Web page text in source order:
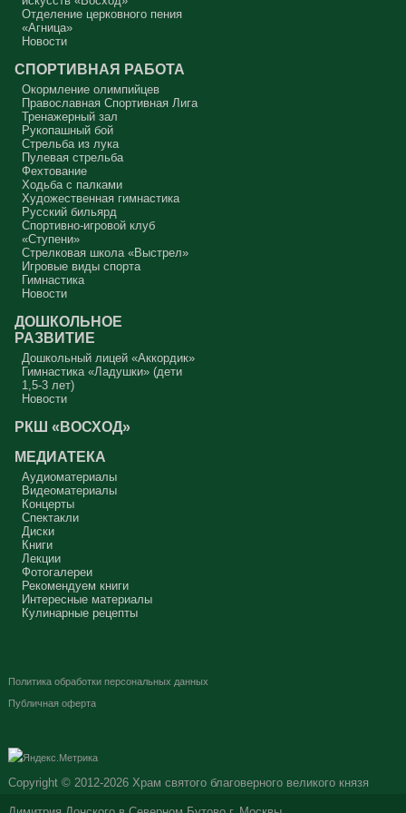
Отделение церковного пения
«Агница»
Новости
СПОРТИВНАЯ РАБОТА
Окормление олимпийцев
Православная Спортивная Лига
Тренажерный зал
Рукопашный бой
Стрельба из лука
Пулевая стрельба
Фехтование
Ходьба с палками
Художественная гимнастика
Русский бильярд
Спортивно-игровой клуб
«Ступени»
Стрелковая школа «Выстрел»
Игровые виды спорта
Гимнастика
Новости
ДОШКОЛЬНОЕ
РАЗВИТИЕ
Дошкольный лицей «Аккордик»
Гимнастика «Ладушки» (дети
1,5-3 лет)
Новости
РКШ «ВОСХОД»
МЕДИАТЕКА
Аудиоматериалы
Видеоматериалы
Концерты
Спектакли
Диски
Книги
Лекции
Фотогалереи
Рекомендуем книги
Интересные материалы
Кулинарные рецепты
Политика обработки персональных данных
Публичная оферта
Copyright © 2012-2026 Храм святого благоверного великого князя